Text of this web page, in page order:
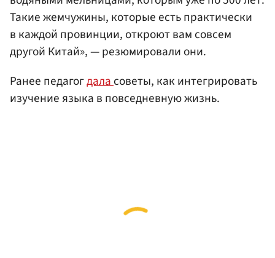
Такие жемчужины, которые есть практически
в каждой провинции, откроют вам совсем
другой Китай», — резюмировали они.
Ранее педагогдаласоветы, как интегрировать
изучение языка в повседневную жизнь.